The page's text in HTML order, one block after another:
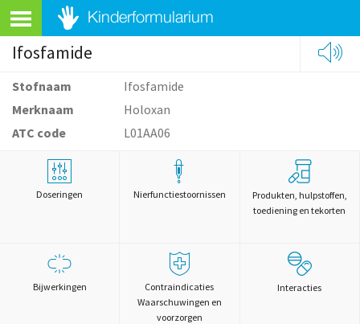
Ifosfamide
Stofnaam
Ifosfamide
Merknaam
Holoxan
ATC code
L01AA06
Doseringen Nierfunctiestoornissen
Produkten, hulpstoffen,
toediening en tekorten
Bijwerkingen
Contraindicaties
Waarschuwingen en
voorzorgen
Interacties